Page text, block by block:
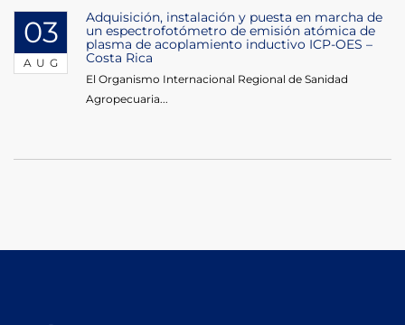
03
AUG
Adquisición, instalación y puesta en marcha de
un espectrofotómetro de emisión atómica de
plasma de acoplamiento inductivo ICP-OES –
Costa Rica
El Organismo Internacional Regional de Sanidad
Agropecuaria...